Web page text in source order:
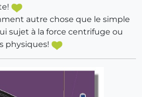
autre chose que le simple
sujet à la force centrifuge ou
physiques!